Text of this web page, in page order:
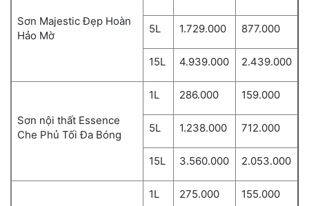
Sơn Majestic Đẹp Hoàn
Hảo Mờ
5L 1.729.000 877.000
15L 4.939.000 2.439.000
Sơn nội thất Essence
Che Phủ Tối Đa Bóng
1L 286.000 159.000
5L 1.238.000 712.000
15L 3.560.000 2.053.000
1L 275.000 155.000